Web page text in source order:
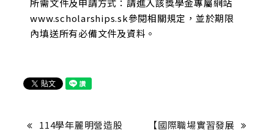
所需文件及申請方式：請進入該獎學金專屬網站
www.scholarships.sk參閱相關規定，並於期限
內填送所有必備文件及資料。
114學年麗明營造股
【國際職場實習發展